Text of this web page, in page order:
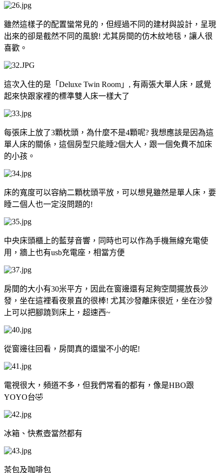
雖然這樣子的配置蠻常見的，但經過不同的建材與設計，呈現
出來的卻是截然不同的風貌! 尤其房間的仿木紋地毯，讓人很
喜歡。
這次入住的是「Deluxe Twin Room」, 有兩張大單人床，感覺
起來快跟家裡的標準雙人床一樣大了
每張床上放了3顆枕頭，為什麼不是4顆呢? 我想應該是因為這
單人床的關係，這個房型只能睡2個大人，跟一個免費不加床
的小孩。
床的寬度可以容納二顆枕頭平放，可以想見雖然是單人床，要
睡二個人也一定沒問題的!
中央床頭櫃上的藍芽音響，同時也可以作為手機無線充電使
用，牆上也有usb充電座，相當方便
房間的大小有30米平方，因此在窗邊還有足夠空間擺放長沙
發，坐在這裡看夜景直的很棒! 尤其沙發離床很近，坐在沙發
上可以把腳蹺到床上，超速西~
從窗邊往回看，房間真的還蠻不小的呢!
電視很大，頻道不多，但我們常看的都有，像是HBO跟
YOYO台🤣
冰箱、快煮壺當然都有
茶包及咖啡包